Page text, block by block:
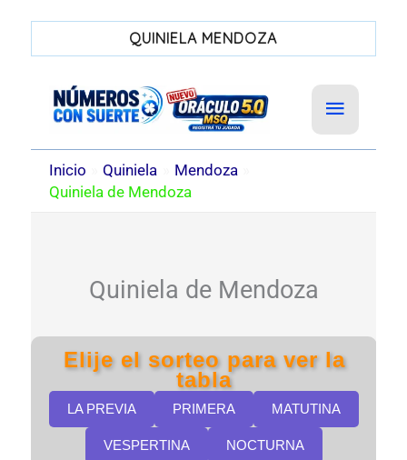
QUINIELA MENDOZA